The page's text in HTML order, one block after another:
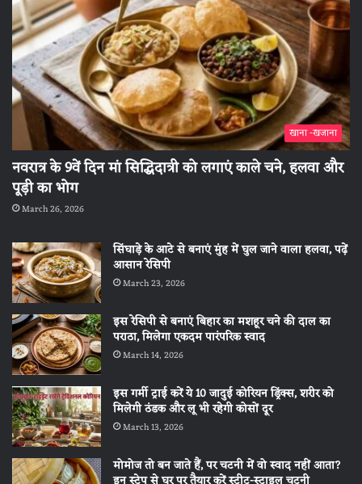
खाना -खजाना
नवरात्र के 9वें दिन मां सिद्धिदात्री को लगाएं काले चने, हलवा और
पूड़ी का भोग
March 26, 2026
सिंघाड़े के आटे से बनाएं मुंह में घुल जाने वाला हलवा, पढ़ें
आसान रेसिपी
March 23, 2026
इस रेसिपी से बनाएं बिहार का मशहूर चने की दाल का
पराठा, मिलेगा एकदम पारंपरिक स्वाद
March 14, 2026
इस गर्मी ट्राई करें ये 10 जादुई कोरियन ड्रिंक्स, शरीर को
मिलेगी ठंडक और लू भी रहेगी कोसों दूर
March 13, 2026
मोमोज तो बन जाते हैं, पर चटनी में वो स्वाद नहीं आता?